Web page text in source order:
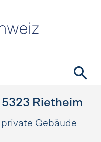
5323 Rietheim
Gebäude